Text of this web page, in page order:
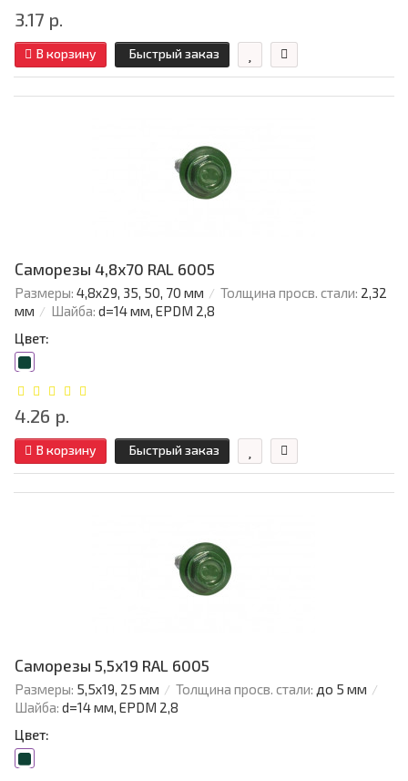
3.17 р.
В корзину Быстрый заказ
Саморезы 4,8х70 RAL 6005
Размеры: 4,8х29, 35, 50, 70 мм Толщина просв. стали: 2,32
мм
Шайба: d=14 мм, EPDM 2,8
Цвет:
4.26 р.
В корзину Быстрый заказ
Саморезы 5,5х19 RAL 6005
Размеры: 5,5х19, 25 мм Толщина просв. стали: до 5 мм
Шайба: d=14 мм, EPDM 2,8
Цвет: